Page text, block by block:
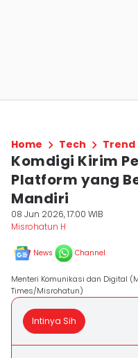
Home Tech Trend
Komdigi Kirim
Platform yang
Mandiri
08 Jun 2026, 17:00 WIB
Misrohatun H
News Channel
Menteri Komunikasi dan Digital
Times/Misrohatun)
Intinya Sih